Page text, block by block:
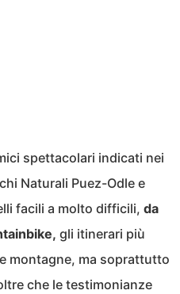
spettacolari indicati nei
Naturali Puez-Odle e
facili a molto difficili, da
gli itinerari più
montagne, ma soprattutto
che le testimonianze